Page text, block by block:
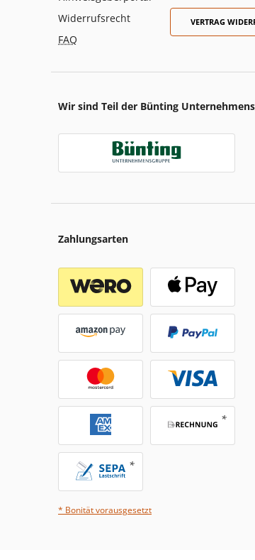
Widerrufsrecht
FAQ
VERTRAG
Wir sind Teil der Bünting
Zahlungsarten
* Bonität vorausgesetzt